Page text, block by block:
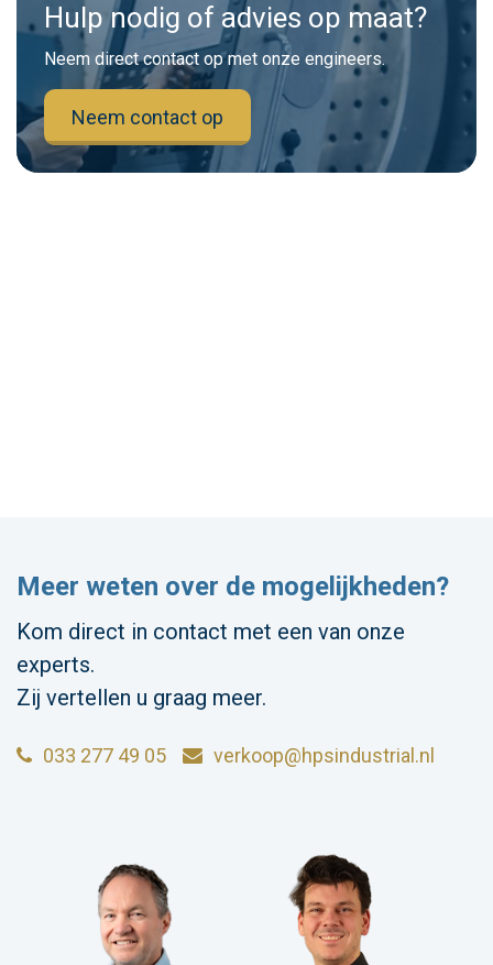
Hulp nodig of advies op maat?
Neem direct contact op met onze engineers.
Neem contact op
Meer weten over de mogelijkheden?
Kom direct in contact met een van onze
experts.
Zij vertellen u graag meer.
033 277 49 05 verkoop@hpsindustrial.nl